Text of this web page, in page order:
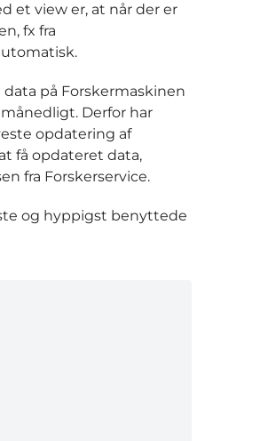
et view er, at når der er
fx fra
på Forskermaskinen
Derfor har
opdatering af
få opdateret data,
fra Forskerservice.
og hyppigst benyttede